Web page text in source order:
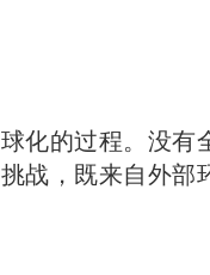
化的过程。没有
战，既来自外部